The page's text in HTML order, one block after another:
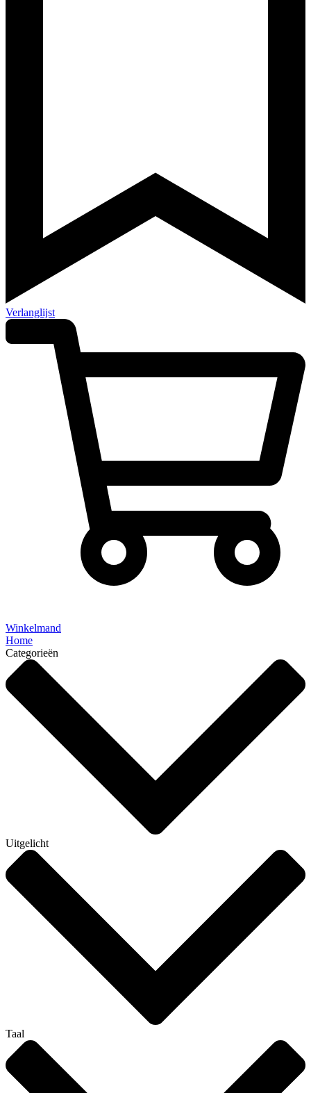
Verlanglijst
Winkelmand
Home
Categorieën
Uitgelicht
Taal